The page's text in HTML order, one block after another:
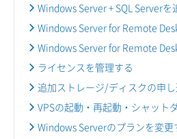
Windows Server + SQL Serverを
Windows Server for Remote
Windows Server for Remote
ライセンスを管理する
追加ストレージ/ディスクの申
VPSの起動・再起動・シャット
Windows Serverのプランを変更